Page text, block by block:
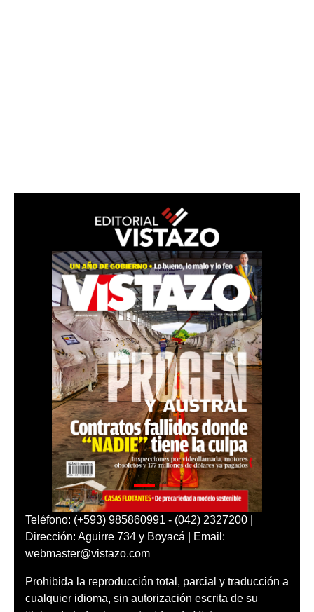
Teléfono: (+593) 985860991 - (042) 2327200 |
Dirección: Aguirre 734 y Boyacá | Email:
webmaster@vistazo.com
Prohibida la reproducción total, parcial y traducción a
cualquier idioma, sin autorización escrita de su